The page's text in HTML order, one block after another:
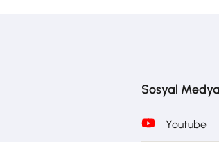
Sosyal Medya
Youtube